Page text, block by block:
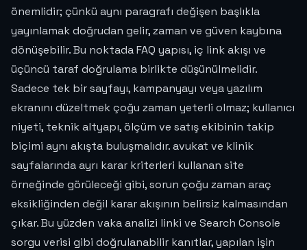
önemlidir; çünkü aynı paragrafı değişen başlıkla
yayınlamak doğrudan gelir, zaman ve güven kaybına
dönüşebilir. Bu noktada FAQ yapısı, iç link akışı ve
üçüncü taraf doğrulama birlikte düşünülmelidir.
Sadece tek bir sayfayı, kampanyayı veya yazılım
ekranını düzeltmek çoğu zaman yeterli olmaz; kullanıcı
niyeti, teknik altyapı, ölçüm ve satış ekibinin takip
biçimi aynı akışta buluşmalıdır. avukat ve klinik
sayfalarında ayrı karar kriterleri kullanan site
örneğinde görüleceği gibi, sorun çoğu zaman araç
eksikliğinden değil karar akışının belirsiz kalmasından
çıkar. Bu yüzden vaka analizi linki ve Search Console
sorgu verisi gibi doğrulanabilir kanıtlar, yapılan işin